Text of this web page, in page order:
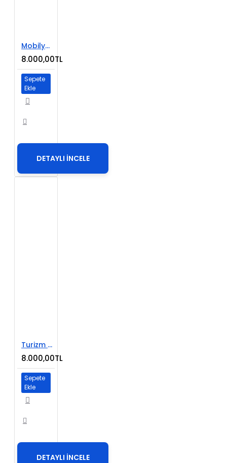
Mobilya Satışı E-Ticaret Web Sitesi
8.000,00TL
Sepete
Ekle
DETAYLI İNCELE
Turizm Acente E-Ticaret Web Sitesi
8.000,00TL
Sepete
Ekle
DETAYLI İNCELE